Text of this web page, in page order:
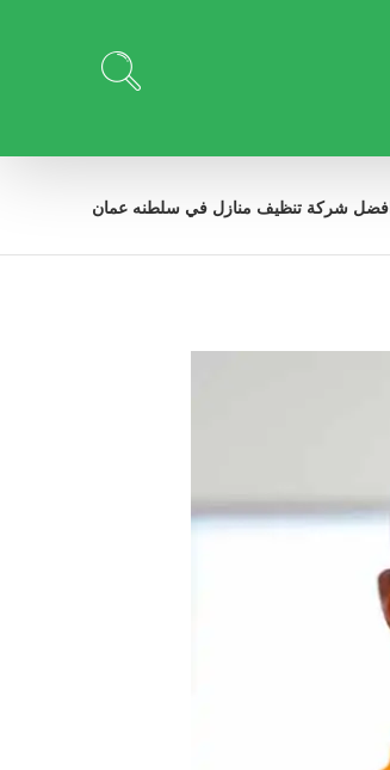
افضل شركة تنظيف منازل في سلطنه عمان